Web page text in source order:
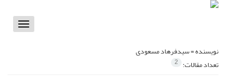
Toggle
نویسنده =سیدفرهاد مسعودی
تعداد مقالات: 2